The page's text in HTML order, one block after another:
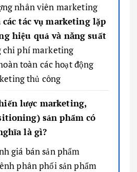
nhân viên marketing
các tác vụ marketing lặp
hiệu quả và năng suất
chi phí marketing
toàn các hoạt động
thủ công
lược marketing,
sản phẩm có
là gì?
giá bán sản phẩm
phân phối sản phẩm